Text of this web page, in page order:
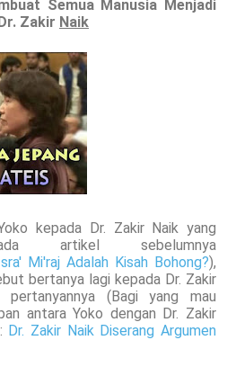
Semua Manusia Menjadi
Zakir Naik
kepada Dr. Zakir Naik yang
artikel sebelumnya
Mi'raj Adalah Kisah Bohong?),
bertanya lagi kepada Dr. Zakir
(Bagi yang mau
antara Yoko dengan Dr. Zakir
Dr. Zakir Naik Diserang Argumen